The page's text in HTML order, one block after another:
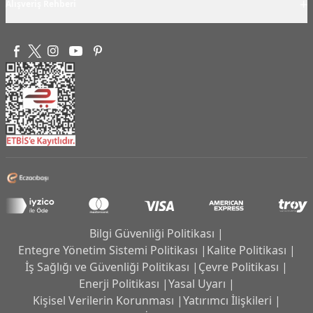
Bilgi Güvenliği Politikası |
Entegre Yönetim Sistemi Politikası | Kalite Politikası |
İş Sağlığı ve Güvenliği Politikası | Çevre Politikası |
Enerji Politikası |Yasal Uyarı |
Kişisel Verilerin Korunması |Yatırımcı İlişkileri |